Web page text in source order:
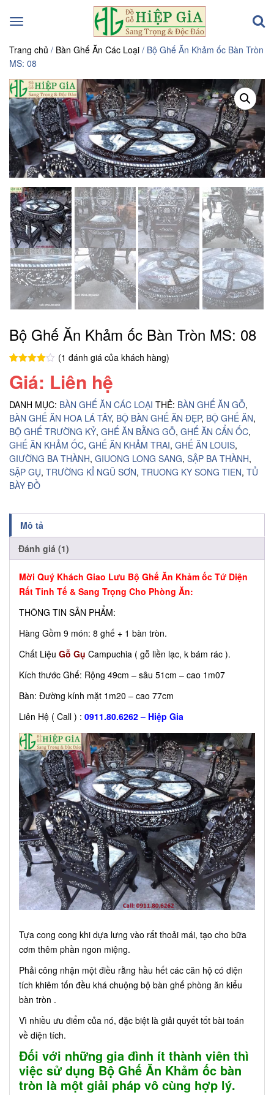
Toggle
Trang chủ / Bàn Ghế Ăn Các Loại / Bộ Ghế Ăn Khảm ốc Bàn Tròn
MS: 08
Bộ Ghế Ăn Khảm ốc Bàn Tròn MS: 08
5 dựa
trên
đánh
(1 đánh giá của khách hàng)
Giá: Liên hệ
DANH MỤC: BÀN GHẾ ĂN CÁC LOẠI THẺ: BÀN GHẾ ĂN GỖ,
BÀN GHẾ ĂN HOA LÁ TÂY, BỘ BÀN GHẾ ĂN ĐẸP, BỘ GHẾ ĂN,
BỘ GHẾ TRƯỜNG KỶ, GHẾ ĂN BẰNG GỖ, GHẾ ĂN CẨN ỐC,
GHẾ ĂN KHẢM ỐC, GHẾ ĂN KHẢM TRAI, GHẾ ĂN LOUIS,
GIƯỜNG BA THÀNH, GIUONG LONG SANG, SẬP BA THÀNH,
SẬP GỤ, TRƯỜNG KỈ NGŨ SƠN, TRUONG KY SONG TIEN, TỦ
BÀY ĐỒ
Mô tả
Đánh giá (1)
Mời Quý Khách Giao Lưu Bộ Ghế Ăn Khảm ốc Tứ Diện
Rất Tinh Tế & Sang Trọng Cho Phòng Ăn:
THÔNG TIN SẢN PHẨM:
Hàng Gồm 9 món: 8 ghế + 1 bàn tròn.
Chất Liệu Gỗ Gụ Campuchia ( gỗ liền lạc, k bám rác ).
Kích thước Ghế: Rộng 49cm – sâu 51cm – cao 1m07
Bàn: Đường kính mặt 1m20 – cao 77cm
Liên Hệ ( Call ) : 0911.80.6262 – Hiệp Gia
Tựa cong cong khi dựa lưng vào rất thoải mái, tạo cho bữa
cơm thêm phần ngon miệng.
Phải công nhận một điều rằng hầu hết các căn hộ có diện
tích khiêm tốn đều khá chuộng bộ bàn ghế phòng ăn kiểu
bàn tròn .
Vì nhiều ưu điểm của nó, đặc biệt là giải quyết tốt bài toán
về diện tích.
Đối với những gia đình ít thành viên thì
việc sử dụng Bộ Ghế Ăn Khảm ốc bàn
tròn là một giải pháp vô cùng hợp lý.